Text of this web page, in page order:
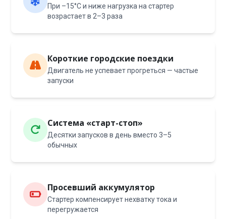
При –15°C и ниже нагрузка на стартер
возрастает в 2–3 раза
Короткие городские поездки
Двигатель не успевает прогреться — частые
запуски
Система «старт-стоп»
Десятки запусков в день вместо 3–5
обычных
Просевший аккумулятор
Стартер компенсирует нехватку тока и
перегружается